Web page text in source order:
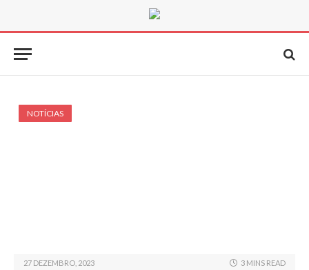
NOTÍCIAS
27 DEZEMBRO, 2023 3 MINS READ